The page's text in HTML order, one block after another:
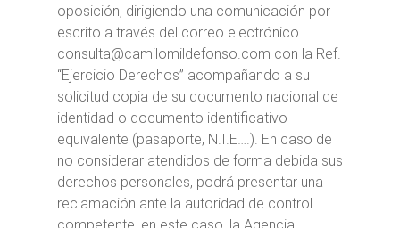
oposición, dirigiendo una comunicación por
escrito a través del correo electrónico
consulta@camilomildefonso.com con la Ref.
“Ejercicio Derechos” acompañando a su
solicitud copia de su documento nacional de
identidad o documento identificativo
equivalente (pasaporte, N.I.E….). En caso de
no considerar atendidos de forma debida sus
derechos personales, podrá presentar una
reclamación ante la autoridad de control